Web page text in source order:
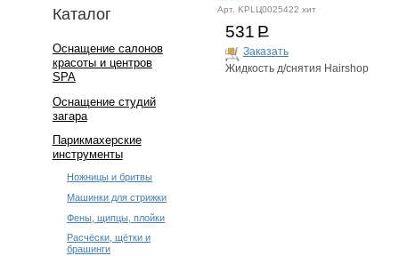
Каталог
Оснащение салонов
красоты и центров
SPA
Оснащение студий
загара
Парикмахерские
инструменты
Ножницы и бритвы
Машинки для стрижки
Фены, щипцы, плойки
Расчёски, щётки и
брашинги
Арт. KPLЦ0025422 хит
531 Р
Заказать
Жидкость д/снятия Hairshop